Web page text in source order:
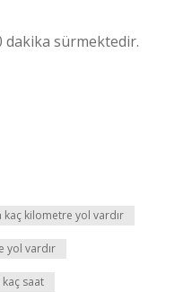
dakika sürmektedir.
kaç kilometre yol vardır
yol vardır
kaç saat